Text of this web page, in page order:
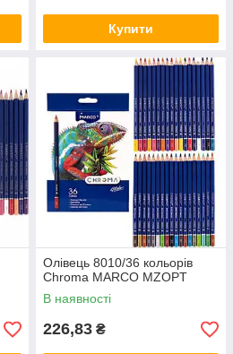
Купити
Олівець 8010/36 кольорів
Chroma MARCO MZOPT
В наявності
226,83 ₴